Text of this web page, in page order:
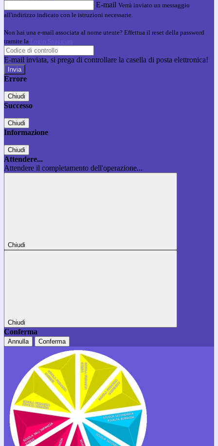
E-mail Verrà inviato un messaggio
all'indirizzo indicato con le istruzioni necessarie.
Non hai una e-mail associata al nome utente? Effettua il reset della password
tramite la Login Spaggiari
E-mail inviata, si prega di controllare la casella di posta elettronica!
Errore
Chiudi
Successo
Chiudi
Informazione
Chiudi
Attendere...
Attendere il completamento dell'operazione...
Chiudi
Chiudi
Conferma
Annulla Conferma